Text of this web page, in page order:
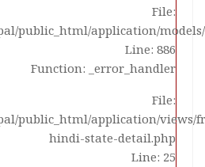
File:
public_html/application/
Line: 886
Function: _error_handler
File:
public_html/application/views/
hindi-state-detail.php
Line: 25